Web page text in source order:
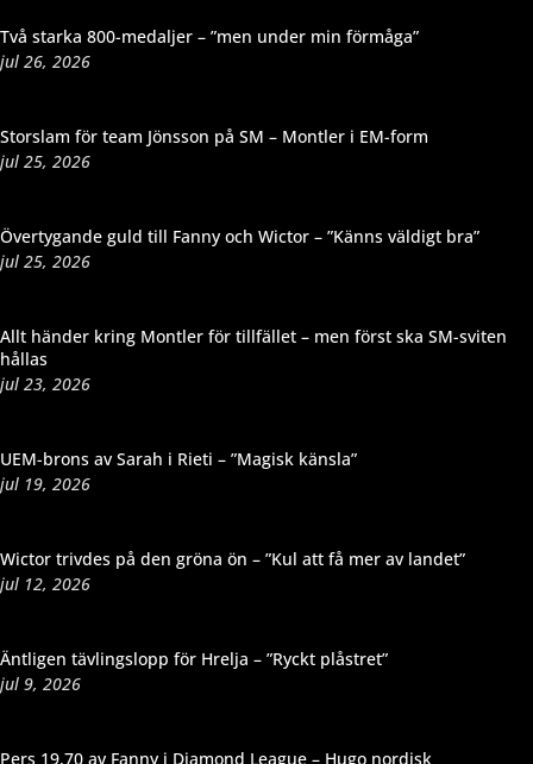
Två starka 800-medaljer – ”men under min förmåga”
jul 26, 2026
Storslam för team Jönsson på SM – Montler i EM-form
jul 25, 2026
Övertygande guld till Fanny och Wictor – ”Känns väldigt bra”
jul 25, 2026
Allt händer kring Montler för tillfället – men först ska SM-sviten
hållas
jul 23, 2026
UEM-brons av Sarah i Rieti – ”Magisk känsla”
jul 19, 2026
Wictor trivdes på den gröna ön – ”Kul att få mer av landet”
jul 12, 2026
Äntligen tävlingslopp för Hrelja – ”Ryckt plåstret”
jul 9, 2026
Pers 19,70 av Fanny i Diamond League – Hugo nordisk